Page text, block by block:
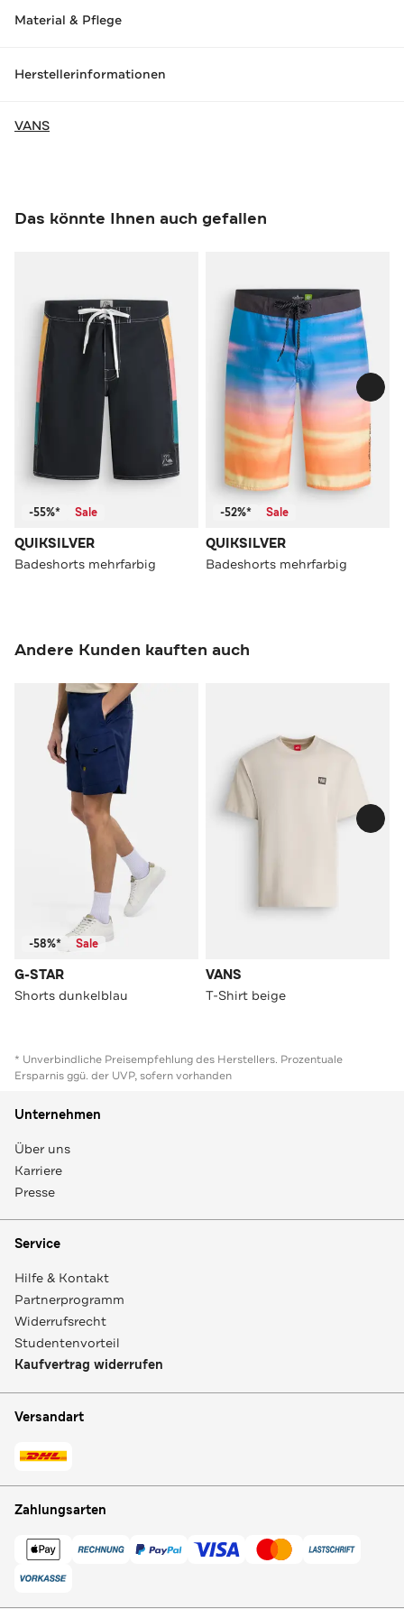
Material & Pflege
Herstellerinformationen
VANS
Das könnte Ihnen auch gefallen
-55%* Sale
QUIKSILVER
Badeshorts mehrfarbig
-52%* Sale
QUIKSILVER
Badeshorts mehrfarbig
Andere Kunden kauften auch
-58%* Sale
G-STAR
Shorts dunkelblau
VANS
T-Shirt beige
* Unverbindliche Preisempfehlung des Herstellers. Prozentuale
Ersparnis ggü. der UVP, sofern vorhanden
Unternehmen
Über uns
Karriere
Presse
Service
Hilfe & Kontakt
Partnerprogramm
Widerrufsrecht
Studentenvorteil
Kaufvertrag widerrufen
Versandart
Zahlungsarten